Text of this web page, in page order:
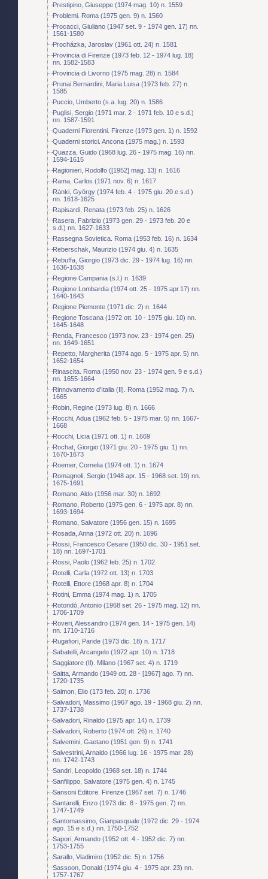
Prestipino, Giuseppe (1974 mag. 10) n. 1559
Problemi. Roma (1975 gen. 9) n. 1560
Procacci, Giuliano (1947 set. 9 - 1974 gen. 17) nn.
1561-1580
Procházka, Jaroslav (1961 ott. 24) n. 1581
Provincia di Firenze (1973 feb. 12 - 1974 lug. 18)
nn. 1582-1583
Provincia di Livorno (1975 mag. 28) n. 1584
Prunai Bernardini, Maria Luisa (1973 feb. 27) n.
1585
Puccio, Umberto (s.a. lug. 20) n. 1586
Puglisi, Sergio (1971 mar. 2 - 1971 feb. 10 e s.d.)
nn. 1587-1591
Quaderni Fiorentini. Firenze (1973 gen. 1) n. 1592
Quaderni storici. Ancona (1975 mag.) n. 1593
Quazza, Guido (1968 lug. 26 - 1975 mag. 16) nn.
1594-1615
Ragionieri, Rodolfo ([1952] mag. 13) n. 1616
Rama, Carlos (1971 nov. 6) n. 1617
Ránki, György (1974 feb. 4 - 1975 giu. 20 e s.d.)
nn. 1618-1625
Rapisardi, Renata (1973 feb. 25) n. 1626
Rasera, Fabrizio (1973 gen. 29 - 1973 feb. 20 e
s.d.) nn. 1627-1633
Rassegna Sovietica. Roma (1953 feb. 16) n. 1634
Reberschak, Maurizio (1974 giu. 4) n. 1635
Rebuffa, Giorgio (1973 dic. 29 - 1974 lug. 16) nn.
1636-1638
Regione Campania (s.l.) n. 1639
Regione Lombardia (1974 ott. 25 - 1975 apr.17) nn.
1640-1643
Regione Piemonte (1971 dic. 2) n. 1644
Regione Toscana (1972 ott. 10 - 1975 giu. 10) nn.
1645-1648
Renda, Francesco (1973 nov. 23 - 1974 gen. 25)
nn. 1649-1651
Repetto, Margherita (1974 ago. 5 - 1975 apr. 5) nn.
1652-1654
Rinascita. Roma (1950 nov. 23 - 1974 gen. 9 e s.d.)
nn. 1655-1664
Rinnovamento d'Italia (Il). Roma (1952 mag. 7) n.
1665
Robin, Regine (1973 lug. 8) n. 1666
Rocchi, Adua (1962 feb. 5 - 1975 mar. 5) nn. 1667-
1668
Rocchi, Licia (1971 ott. 1) n. 1669
Rochat, Giorgio (1971 giu. 20 - 1975 giu. 1) nn.
1670-1673
Roemer, Cornelia (1974 ott. 1) n. 1674
Romagnoli, Sergio (1948 apr. 15 - 1968 set. 19) nn.
1675-1691
Romano, Aldo (1956 mar. 30) n. 1692
Romano, Roberto (1975 gen. 6 - 1975 apr. 8) nn.
1693-1694
Romano, Salvatore (1956 gen. 15) n. 1695
Rosada, Anna (1972 ott. 20) n. 1696
Rossi, Francesco Cesare (1950 dic. 30 - 1951 set.
18) nn. 1697-1701
Rossi, Paolo (1962 feb. 25) n. 1702
Rotelli, Carla (1972 ott. 13) n. 1703
Rotelli, Ettore (1968 apr. 8) n. 1704
Rotini, Emma (1974 mag. 1) n. 1705
Rotondò, Antonio (1968 set. 26 - 1975 mag. 12) nn.
1706-1709
Roveri, Alessandro (1974 gen. 14 - 1975 gen. 14)
nn. 1710-1716
Rugafiori, Paride (1973 dic. 18) n. 1717
Sabatelli, Arcangelo (1972 apr. 10) n. 1718
Saggiatore (Il). Milano (1967 set. 4) n. 1719
Saitta, Armando (1949 ott. 28 - [1967] ago. 7) nn.
1720-1735
Salmon, Elio (173 feb. 20) n. 1736
Salvadori, Massimo (1967 ago. 19 - 1968 giu. 2) nn.
1737-1738
Salvadori, Rinaldo (1975 apr. 14) n. 1739
Salvadori, Roberto (1974 ott. 26) n. 1740
Salvemini, Gaetano (1951 gen. 9) n. 1741
Salvestrini, Arnaldo (1966 lug. 16 - 1975 mar. 28)
nn. 1742-1743
Sandri, Leopoldo (1968 set. 18) n. 1744
Sanfilippo, Salvatore (1975 gen. 4) n. 1745
Sansoni Editore. Firenze (1967 set. 7) n. 1746
Santarelli, Enzo (1973 dic. 8 - 1975 gen. 7) nn.
1747-1749
Santomassimo, Gianpasquale (1972 dic. 29 - 1974
ago. 15 e s.d.) nn. 1750-1752
Sapori, Armando (1952 ott. 4 - 1952 dic. 7) nn.
1753-1755
Sarallo, Vladimiro (1952 dic. 5) n. 1756
Sassoon, Donald (1974 giu. 4 - 1975 apr. 23) nn.
1757-1767